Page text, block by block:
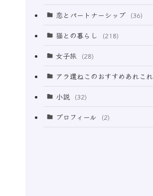
(49)(21)
(2)
恋とパートナーシップ (36)
(33)
(3)
猫との暮らし (218)
(21)
(49)
(73)
女子旅 (28)
アラ還ねこのおすすめあれこれ
小説 (32)
プロフィール (2)